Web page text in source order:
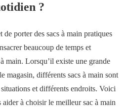
?
de porter des sacs à main pratiques
beaucoup de temps et
main. Lorsqu’il existe une grande
magasin, différents sacs à main sont
et différents endroits. Voici
à choisir le meilleur sac à main